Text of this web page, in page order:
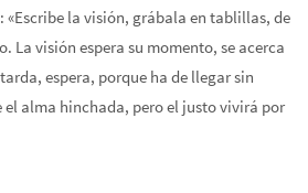
«Escribe la visión, grábala en tablillas, de
La visión espera su momento, se acerca
espera, porque ha de llegar sin
el alma hinchada, pero el justo vivirá por